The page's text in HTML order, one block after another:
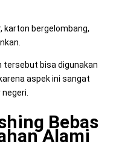
karton bergelombang,
tersebut bisa digunakan
aspek ini sangat
Bebas
Alami